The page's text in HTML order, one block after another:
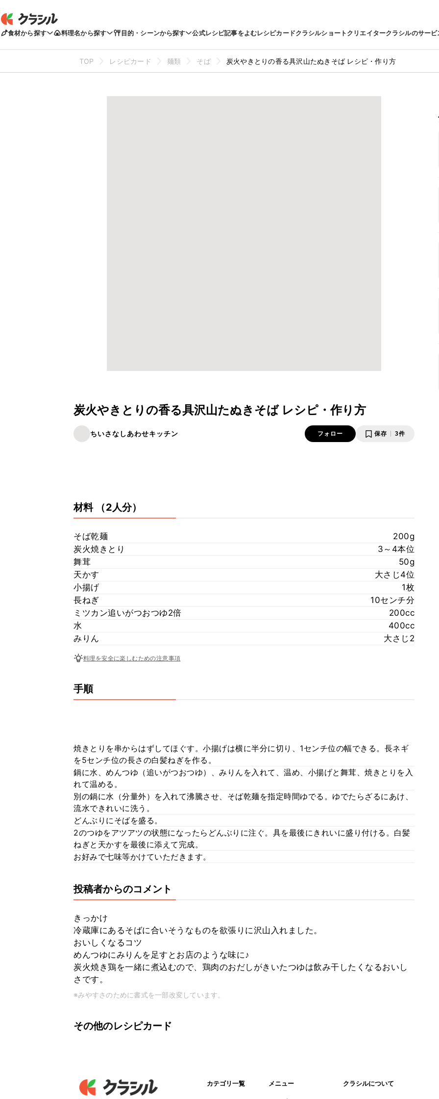
食材から探す 料理名から探す 目的・シーンから探す 公式レシピ記事をよむレシピカードクラシルショートクリエイタークラシルのサービ
TOP レシピカード 麺類 そば 炭火やきとりの香る具沢山たぬきそば レシピ・作り方
炭火やきとりの香る具沢山たぬきそば レシピ・作り方
ちいさなしあわせキッチン フォロー 保存 3件
材料 （2人分）
そば乾麺
200g
炭火焼きとり
3～4本位
舞茸
50g
天かす
大さじ4位
小揚げ
1枚
長ねぎ
10センチ分
ミツカン追いがつおつゆ2倍
200cc
水
400cc
みりん
大さじ2
料理を安全に楽しむための注意事項
手順
焼きとりを串からはずしてほぐす。小揚げは横に半分に切り、1センチ位の幅できる。長ネギ
を5センチ位の長さの白髪ねぎを作る。
鍋に水、めんつゆ（追いがつおつゆ）、みりんを入れて、温め、小揚げと舞茸、焼きとりを入
れて温める。
別の鍋に水（分量外）を入れて沸騰させ、そば乾麺を指定時間ゆでる。ゆでたらざるにあけ、
流水できれいに洗う。
どんぶりにそばを盛る。
2のつゆをアツアツの状態になったらどんぶりに注ぐ。具を最後にきれいに盛り付ける。白髪
ねぎと天かすを最後に添えて完成。
お好みで七味等かけていただきます。
投稿者からのコメント
きっかけ
冷蔵庫にあるそばに合いそうなものを欲張りに沢山入れました。
おいしくなるコツ
めんつゆにみりんを足すとお店のような味に♪
炭火焼き鶏を一緒に煮込むので、鶏肉のおだしがきいたつゆは飲み干したくなるおいし
さです。
※みやすさのために書式を一部改変しています。
その他のレシピカード
カテゴリ一覧 メニュー クラシルについて